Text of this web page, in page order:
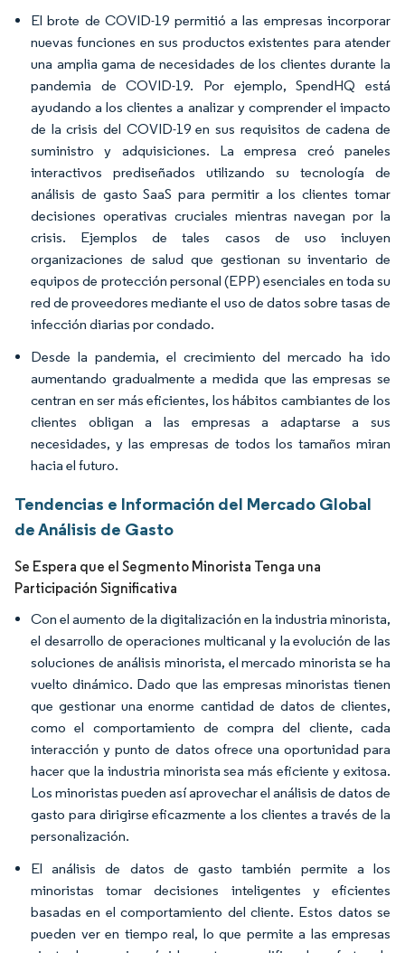
El brote de COVID-19 permitió a las empresas incorporar
nuevas funciones en sus productos existentes para atender
una amplia gama de necesidades de los clientes durante la
pandemia de COVID-19. Por ejemplo, SpendHQ está
ayudando a los clientes a analizar y comprender el impacto
de la crisis del COVID-19 en sus requisitos de cadena de
suministro y adquisiciones. La empresa creó paneles
interactivos prediseñados utilizando su tecnología de
análisis de gasto SaaS para permitir a los clientes tomar
decisiones operativas cruciales mientras navegan por la
crisis. Ejemplos de tales casos de uso incluyen
organizaciones de salud que gestionan su inventario de
equipos de protección personal (EPP) esenciales en toda su
red de proveedores mediante el uso de datos sobre tasas de
infección diarias por condado.
Desde la pandemia, el crecimiento del mercado ha ido
aumentando gradualmente a medida que las empresas se
centran en ser más eficientes, los hábitos cambiantes de los
clientes obligan a las empresas a adaptarse a sus
necesidades, y las empresas de todos los tamaños miran
hacia el futuro.
Tendencias e Información del Mercado Global
de Análisis de Gasto
Se Espera que el Segmento Minorista Tenga una
Participación Significativa
Con el aumento de la digitalización en la industria minorista,
el desarrollo de operaciones multicanal y la evolución de las
soluciones de análisis minorista, el mercado minorista se ha
vuelto dinámico. Dado que las empresas minoristas tienen
que gestionar una enorme cantidad de datos de clientes,
como el comportamiento de compra del cliente, cada
interacción y punto de datos ofrece una oportunidad para
hacer que la industria minorista sea más eficiente y exitosa.
Los minoristas pueden así aprovechar el análisis de datos de
gasto para dirigirse eficazmente a los clientes a través de la
personalización.
El análisis de datos de gasto también permite a los
minoristas tomar decisiones inteligentes y eficientes
basadas en el comportamiento del cliente. Estos datos se
pueden ver en tiempo real, lo que permite a las empresas